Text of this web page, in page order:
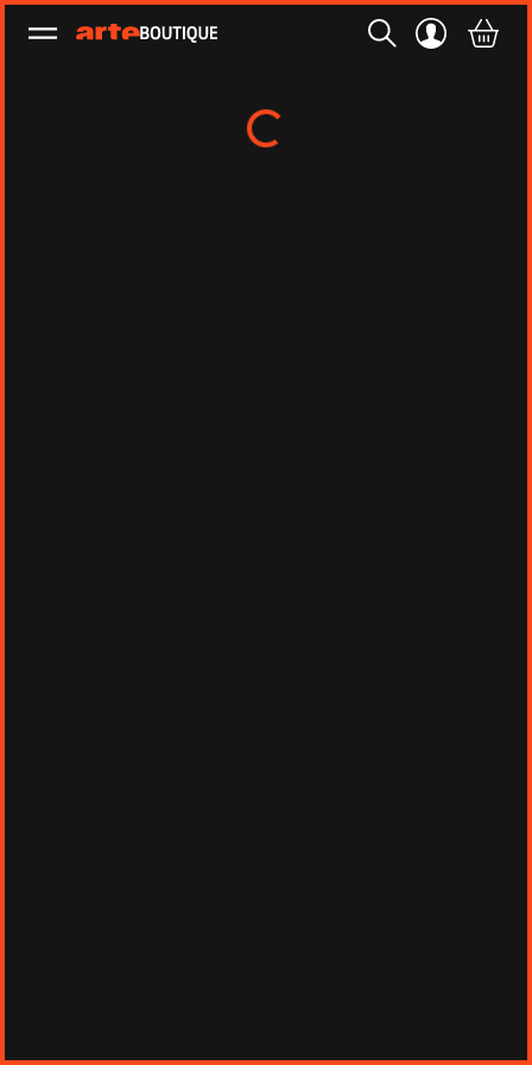
Ouvrir le menu